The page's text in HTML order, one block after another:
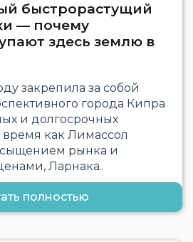
быстрорастущий
— почему
здесь землю в
закрепила за собой
города Кипра
и долгосрочных
как Лимассол
рынка и
Ларнака..
полностью